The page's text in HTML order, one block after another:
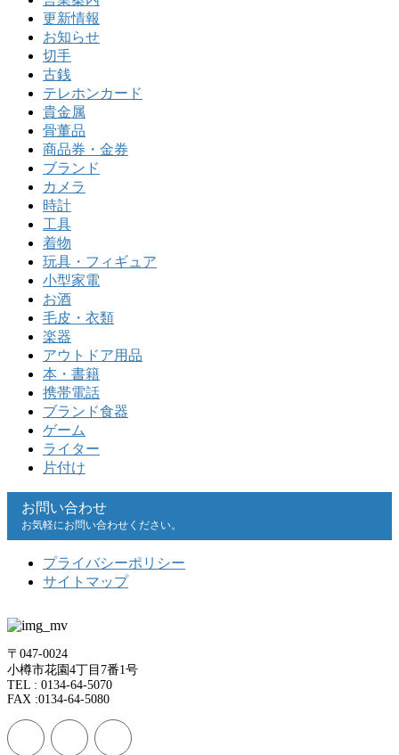
更新情報
お知らせ
切手
古銭
テレホンカード
貴金属
骨董品
商品券・金券
ブランド
カメラ
時計
工具
着物
玩具・フィギュア
小型家電
お酒
毛皮・衣類
楽器
アウトドア用品
本・書籍
携帯電話
ブランド食器
ゲーム
ライター
片付け
お問い合わせ
お気軽にお問い合わせください。
プライバシーポリシー
サイトマップ
〒047-0024
小樽市花園4丁目7番1号
TEL : 0134-64-5070
FAX :0134-64-5080